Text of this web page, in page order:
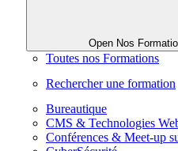
Open Nos
Toutes nos Formations
Rechercher une formation
Bureautique
CMS & Technologies
Conférences & Meet-up